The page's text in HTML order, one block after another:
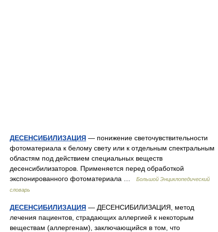
ДЕСЕНСИБИЛИЗАЦИЯ — понижение светочувствительности
фотоматериала к белому свету или к отдельным спектральным
областям под действием специальных веществ
десенсибилизаторов. Применяется перед обработкой
экспонированного фотоматериала …
Большой Энциклопедический
словарь
ДЕСЕНСИБИЛИЗАЦИЯ — ДЕСЕНСИБИЛИЗАЦИЯ, метод
лечения пациентов, страдающих аллергией к некоторым
веществам (аллергенам), заключающийся в том, что